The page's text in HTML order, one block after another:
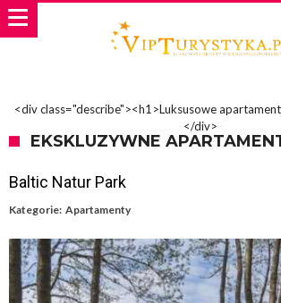
<div class="describe"><h1>Luksusowe
</div>
EKSKLUZYWNE
Baltic Natur Park
Kategorie: Apartamenty